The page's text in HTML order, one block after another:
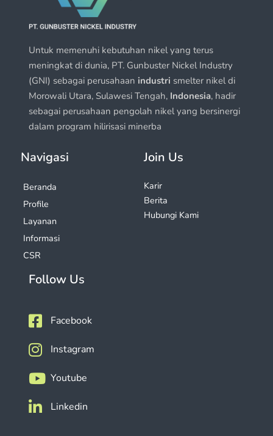
Untuk memenuhi kebutuhan nikel yang terus
meningkat di dunia, PT. Gunbuster Nickel Industry
(GNI) sebagai perusahaan industri smelter nikel di
Morowali Utara, Sulawesi Tengah, Indonesia, hadir
sebagai perusahaan pengolah nikel yang bersinergi
dalam program hilirisasi minerba
Navigasi
Beranda
Profile
Layanan
Informasi
CSR
Join Us
Karir
Berita
Hubungi Kami
Follow Us
Facebook
Instagram
Youtube
Linkedin